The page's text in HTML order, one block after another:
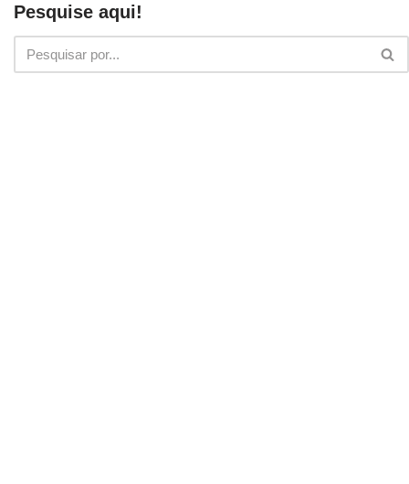
Pesquise aqui!